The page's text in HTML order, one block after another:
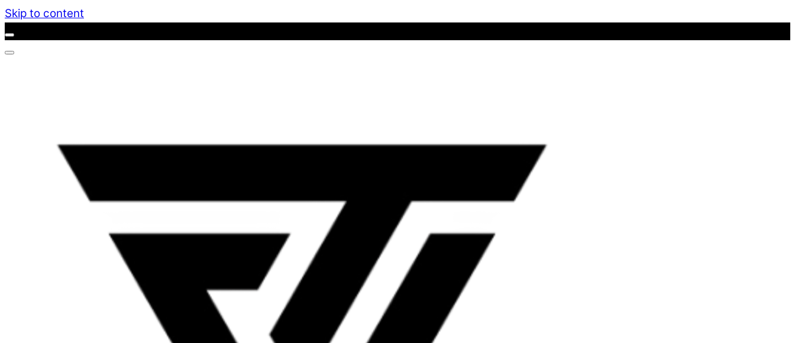
Skip to content